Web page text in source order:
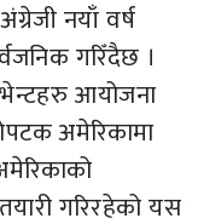
नयाँ वर्ष
गरिँदैछ ।
आयोजना
अमेरिकामा
गरिरहेको यस